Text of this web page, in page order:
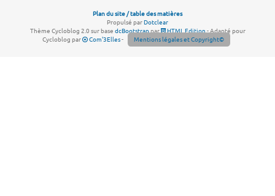
Plan du site / table des matières
Propulsé parDotclear
Thème Cycloblog 2.0 sur base dcBootstrappar HTML Edition- Adapté pour
Cycloblog par
Com'3Elles- Mentions légales et Copyright©